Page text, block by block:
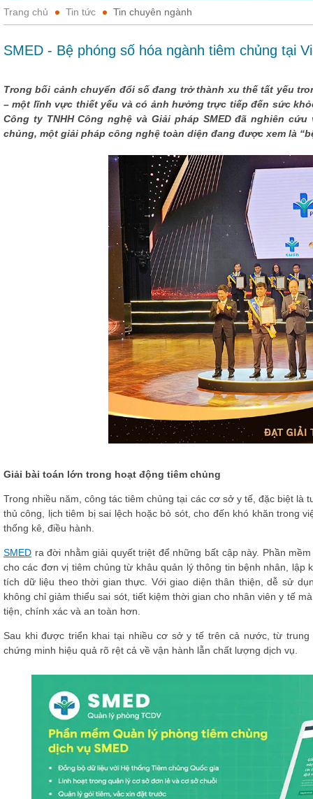
Trang chủ Tin tức Tin chuyên ngành
SMED - Bệ phóng số hóa ngành tiêm chủng tại
Trong bối cảnh chuyển đổi số đang trở thành xu thế tất yếu
– một lĩnh vực thiết yếu và có ảnh hưởng trực tiếp đến sức
Công ty TNHH Công nghệ và Giải pháp SMED đã nghiên
chủng, một giải pháp công nghệ toàn diện đang được xem là
Giải bài toán lớn trong hoạt động tiêm chủng
Trong nhiều năm, công tác tiêm chủng tại các cơ sở y tế, đặc biệt
thủ công, lịch tiêm bị sai lệch hoặc bỏ sót, cho đến khó khăn trong
thống kê, điều hành.
SMED ra đời nhằm giải quyết triệt để những bất cập này. Phần
cho các đơn vị tiêm chủng từ khâu quản lý thông tin bệnh nhân,
tích dữ liệu theo thời gian thực. Với giao diện thân thiện, dễ sử
không chỉ giảm thiểu sai sót, tiết kiệm thời gian cho nhân viên y tế
tiện, chính xác và an toàn hơn.
Sau khi được triển khai tại nhiều cơ sở y tế trên cả nước, từ
chứng minh hiệu quả rõ rệt cả về vận hành lẫn chất lượng dịch vụ.